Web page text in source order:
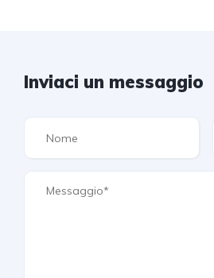
Inviaci un messaggio